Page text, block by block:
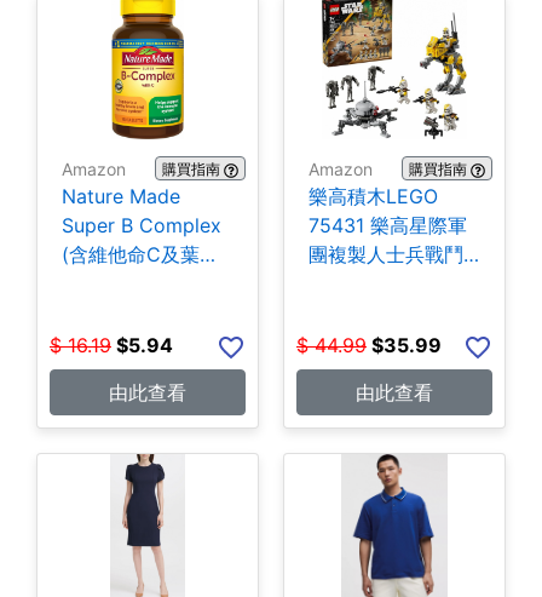
Amazon 購買指南
Nature Made
Super B Complex
(含維他命C及葉酸)
$ 16.19 $5.94
由此查看
Amazon 購買指南
樂高積木LEGO
75431 樂高星際軍
團複製人士兵戰鬥
$ 44.99 $35.99
由此查看